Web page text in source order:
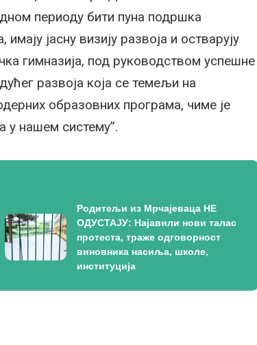
периоду бити пуна подршка
јасну визију развоја и остварују
гимназија, под руководством успешне
развоја која се темељи на
образовних програма, чиме је
у нашем систему”.
Родитељи из Мрчајеваца НЕ
ОДУСТАЈУ: Најавили нови талас
протеста, траже одговорност
виновника насиља, школе,
институција